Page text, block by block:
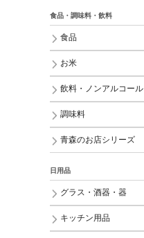
食品・調味料・飲料
食品
お米
飲料・ノンアルコール
調味料
青森のお店シリーズ
日用品
グラス・酒器・器
キッチン用品